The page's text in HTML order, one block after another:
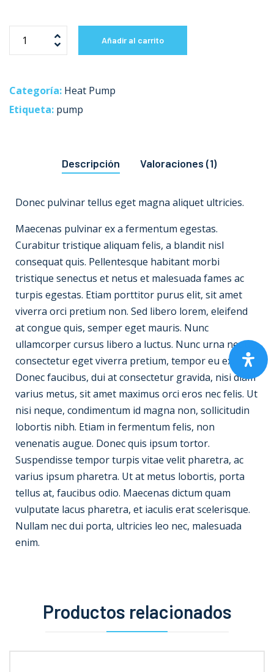
Añadir al carrito
Categoría: Heat Pump
Etiqueta: pump
Descripción Valoraciones (1)
Donec pulvinar tellus eget magna aliquet ultricies.
Maecenas pulvinar ex a fermentum egestas.
Curabitur tristique aliquam felis, a blandit nisl
consequat quis. Pellentesque habitant morbi
tristique senectus et netus et malesuada fames ac
turpis egestas. Etiam porttitor purus elit, sit amet
viverra orci pretium non. Sed libero lorem, eleifend
at congue quis, semper eget mauris. Nunc
ullamcorper cursus libero a luctus. Nunc urna neque,
consectetur eget viverra pretium, tempor eu ex.
Donec faucibus, dui at consectetur gravida, nisi diam
varius metus, sit amet maximus orci eros nec felis. Ut
nisi neque, condimentum id magna non, sollicitudin
lobortis nibh. Etiam in fermentum felis, non
venenatis augue. Donec quis ipsum tortor.
Suspendisse tempor turpis vitae velit pharetra, ac
varius ipsum pharetra. Ut at metus lobortis, porta
tellus at, faucibus odio. Maecenas dictum quam
vulputate lacus pharetra, et iaculis erat scelerisque.
Nullam nec dui porta, ultricies leo nec, malesuada
enim.
Productos relacionados